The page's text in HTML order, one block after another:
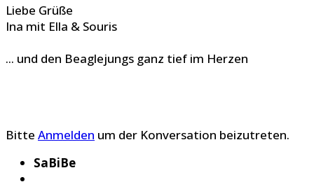
Liebe Grüße
Ina mit Ella & Souris
... und den Beaglejungs ganz tief im Herzen
Bitte Anmelden um der Konversation beizutreten.
SaBiBe